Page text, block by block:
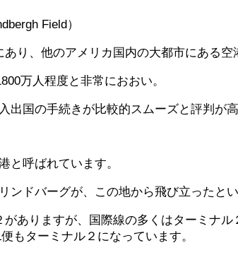
Field）
り、他のアメリカ国内の大都市にある
万人程度と非常におおい。
国の手続きが比較的スムーズと評判が高
と呼ばれています。
ドバーグが、この地から飛び立ったと
ありますが、国際線の多くはターミナル
もターミナル２になっています。